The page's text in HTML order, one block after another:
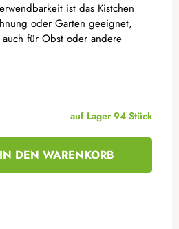
auf Lager 94 Stück
IN DEN WARENKORB
ist das Kistchen
oder Garten geeignet,
für Obst oder andere